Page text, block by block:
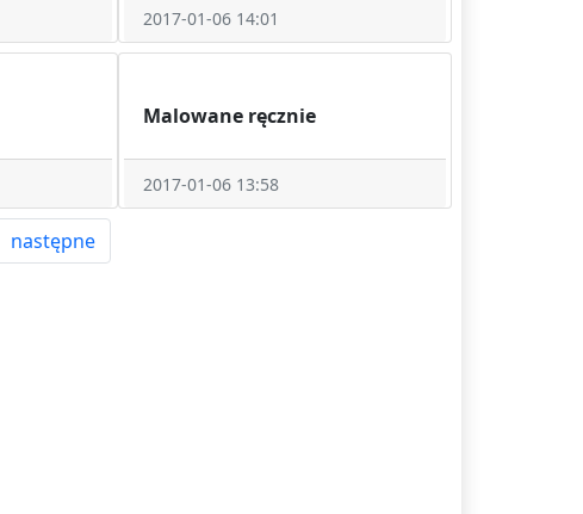
2017-01-06 14:01
Malowane ręcznie
2017-01-06 13:58
następne